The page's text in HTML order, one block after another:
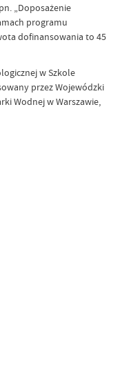
„Doposażenie
programu
dofinansowania to 45
w Szkole
przez Wojewódzki
Wodnej w Warszawie,